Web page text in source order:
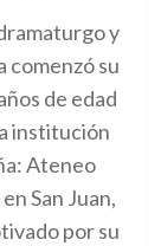
y
comenzó su
de edad
institución
Ateneo
San Juan,
por su